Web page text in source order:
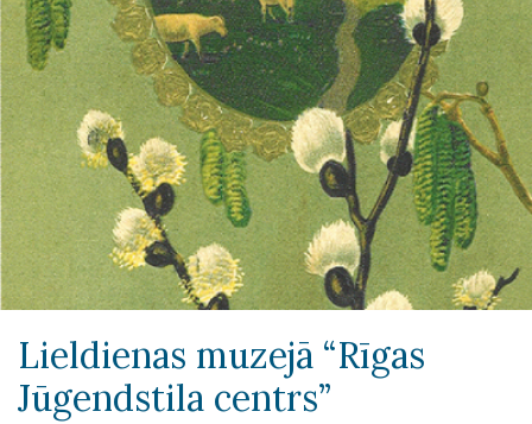
Lieldienas muzejā “Rīgas
Jūgendstila centrs”